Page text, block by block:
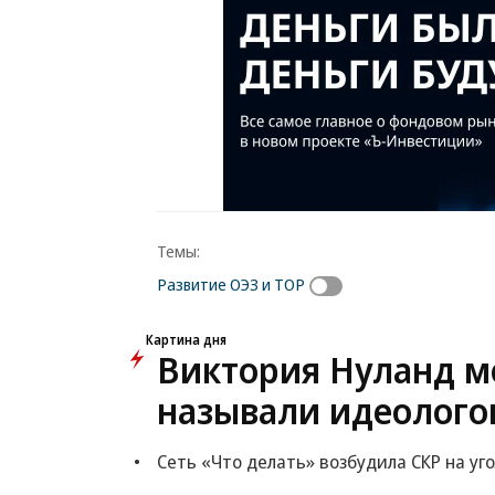
Темы:
Развитие ОЭЗ и ТОР
Картина дня
Виктория Нуланд
называли
Сеть «Что делать» возбудила СКР на